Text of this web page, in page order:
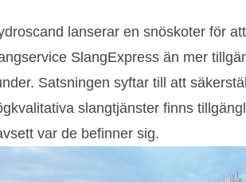
lanserar en snöskoter för
SlangExpress än mer
Satsningen syftar till att
slangtjänster finns
var de befinner sig.